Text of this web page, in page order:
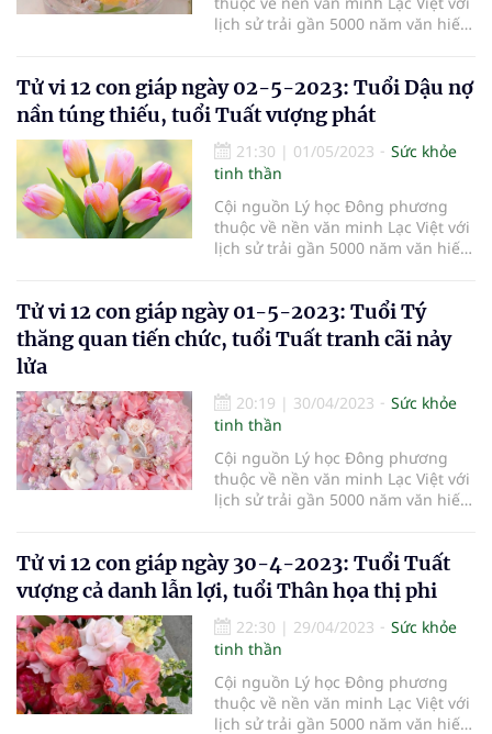
lịch sử trải gần 5000 năm văn hiến,
học nhất quán, hoàn chỉnh, có tính
hợp lý nội tại, tính quy luật và tính
khách quan, miêu tả cu
Tử vi 12 con giáp ngày 02-5-2023: Tuổi Dậu nợ
nần túng thiếu, tuổi Tuất vượng phát
21:30 | 01/05/2023
Sức khỏe
tinh thần
Cội nguồn Lý học Đông phương
thuộc về nền văn minh Lạc Việt với
lịch sử trải gần 5000 năm văn hiến,
học nhất quán, hoàn chỉnh, có tính
hợp lý nội tại, tính quy luật và tính
khách quan, miêu tả cu
Tử vi 12 con giáp ngày 01-5-2023: Tuổi Tý
thăng quan tiến chức, tuổi Tuất tranh cãi nảy
lửa
20:19 | 30/04/2023
Sức khỏe
tinh thần
Cội nguồn Lý học Đông phương
thuộc về nền văn minh Lạc Việt với
lịch sử trải gần 5000 năm văn hiến,
học nhất quán, hoàn chỉnh, có tính
hợp lý nội tại, tính quy luật và tính
khách quan, miêu tả cu
Tử vi 12 con giáp ngày 30-4-2023: Tuổi Tuất
vượng cả danh lẫn lợi, tuổi Thân họa thị phi
22:30 | 29/04/2023
Sức khỏe
tinh thần
Cội nguồn Lý học Đông phương
thuộc về nền văn minh Lạc Việt với
lịch sử trải gần 5000 năm văn hiến,